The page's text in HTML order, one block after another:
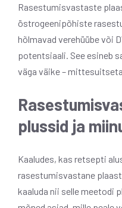
Rasestumisvastaste
östrogeenipõhiste
hõlmavad verehüübe või
potentsiaali. See esineb
väga väike –
plussid ja
Kaaludes, kas retsepti
rasestumisvastane
kaaluda nii selle meetodi